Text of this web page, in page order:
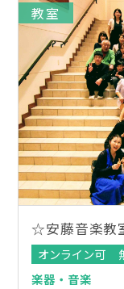
教室
☆安藤音楽教
オンライン可
楽器・音楽